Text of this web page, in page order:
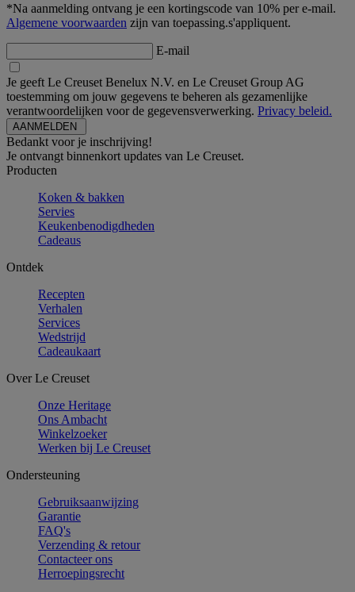
*Na aanmelding ontvang je een kortingscode van 10% per e-mail.
Algemene voorwaarden zijn van toepassing.s'appliquent.
E-mail
Je geeft Le Creuset Benelux N.V. en Le Creuset Group AG
toestemming om jouw gegevens te beheren als gezamenlijke
verantwoordelijken voor de gegevensverwerking. Privacy beleid.
Bedankt voor je inschrijving!
Je ontvangt binnenkort updates van Le Creuset.
Producten
Koken & bakken
Servies
Keukenbenodigdheden
Cadeaus
Ontdek
Recepten
Verhalen
Services
Wedstrijd
Cadeaukaart
Over Le Creuset
Onze Heritage
Ons Ambacht
Winkelzoeker
Werken bij Le Creuset
Ondersteuning
Gebruiksaanwijzing
Garantie
FAQ's
Verzending & retour
Contacteer ons
Herroepingsrecht